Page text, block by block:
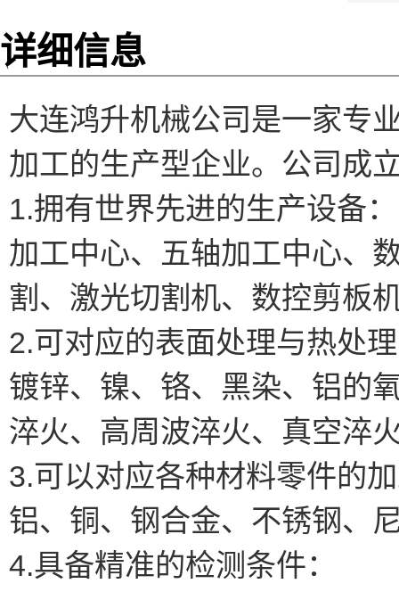
详细信息
大连鸿升机械公司是一家专
加工的生产型企业。公司成
1.拥有世界先进的生产设备：
加工中心、五轴加工中心、
割、激光切割机、数控剪板
2.可对应的表面处理与热处
镀锌、镍、铬、黑染、铝的
淬火、高周波淬火、真空淬
3.可以对应各种材料零件的
铝、铜、钢合金、不锈钢、
4.具备精准的检测条件：